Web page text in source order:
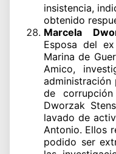
insistencia,
obtenido
Marcela
Esposa del
Marina de
Amico,
administración
de
Dworzak
lavado de
Antonio. Ellos
podido ser